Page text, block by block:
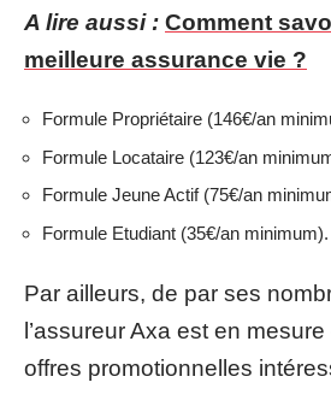
A lire aussi : Comment
meilleure assurance vie ?
Formule Propriétaire (146€/an
Formule Locataire (123€/an
Formule Jeune Actif (75€/an
Formule Etudiant (35€/an minimum).
Par ailleurs, de par ses
l’assureur Axa est en
offres promotionnelles